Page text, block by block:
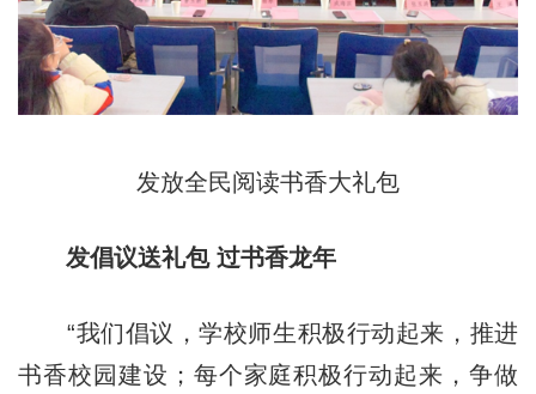
发放全民阅读书香大礼包
发倡议送礼包 过书香龙年
“我们倡议，学校师生积极行动起来，推进
书香校园建设；每个家庭积极行动起来，争做